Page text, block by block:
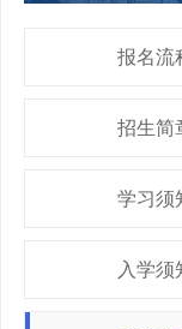
报名流
招生简
学习须
入学须